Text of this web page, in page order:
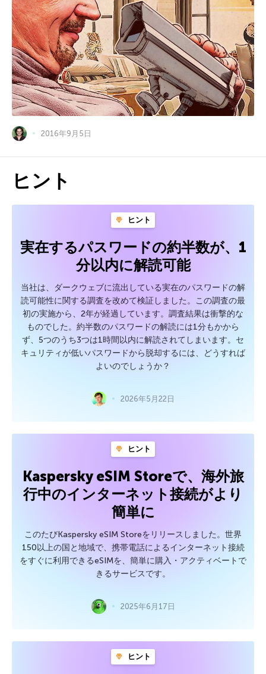
2016年9月5日
ヒント
ヒント
実在するパスワードの約半数が、1
分以内に解読可能
当社は、ダークウェブに流出している実在のパスワードの解
読可能性に関する調査を改めて検証しました。この調査の最
初の実施から、2年が経過しています。調査結果は衝撃的な
ものでした。約半数のパスワードの解読には1分もかから
ず、5つのうち3つは1時間以内に解読されてしまいます。セ
キュリティが低いパスワードから脱却するには、どうすれば
よいのでしょうか？
2026年5月22日
ヒント
Kaspersky eSIM Storeで、海外旅
行中のインターネット接続がより
簡単に
このたびKaspersky eSIM Storeをリリースしました。世界
150以上の国と地域で、携帯電話によるインターネット接続
をすぐに利用できるeSIMを、簡単に購入・アクティベートで
きるサービスです。
2025年6月17日
ヒント